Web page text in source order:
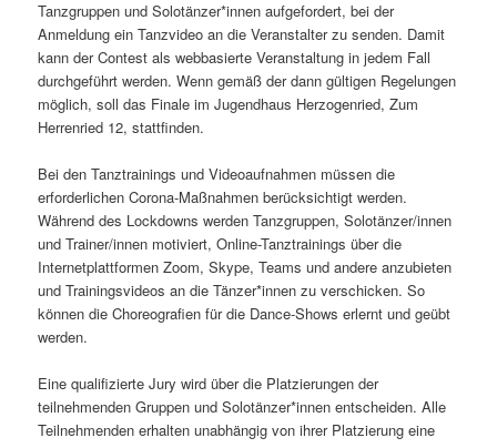
Tanzgruppen und Solotänzer*innen aufgefordert, bei der
Anmeldung ein Tanzvideo an die Veranstalter zu senden. Damit
kann der Contest als webbasierte Veranstaltung in jedem Fall
durchgeführt werden. Wenn gemäß der dann gültigen Regelungen
möglich, soll das Finale im Jugendhaus Herzogenried, Zum
Herrenried 12, stattfinden.
Bei den Tanztrainings und Videoaufnahmen müssen die
erforderlichen Corona-Maßnahmen berücksichtigt werden.
Während des Lockdowns werden Tanzgruppen, Solotänzer/innen
und Trainer/innen motiviert, Online-Tanztrainings über die
Internetplattformen Zoom, Skype, Teams und andere anzubieten
und Trainingsvideos an die Tänzer*innen zu verschicken. So
können die Choreografien für die Dance-Shows erlernt und geübt
werden.
Eine qualifizierte Jury wird über die Platzierungen der
teilnehmenden Gruppen und Solotänzer*innen entscheiden. Alle
Teilnehmenden erhalten unabhängig von ihrer Platzierung eine